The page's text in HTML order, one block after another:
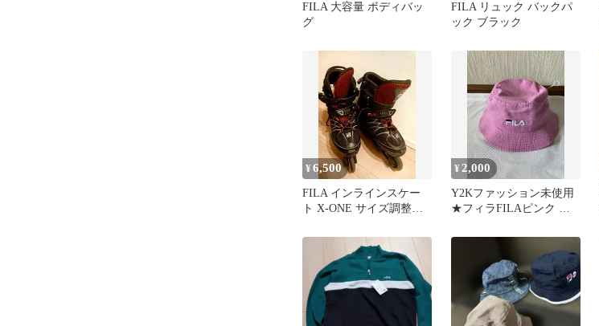
FILA 大容量 ボディバッ
グ
FILA リュック バックパ
ック ブラック
¥6,500
FILA インラインスケー
ト X-ONE サイズ調整可
¥2,000
Y2Kファッション未使用
★フィラFILAピンク バ